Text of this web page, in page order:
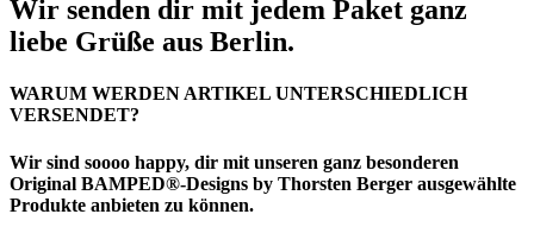
Wir senden dir mit jedem Paket ganz
liebe Grüße aus Berlin.
WARUM WERDEN ARTIKEL UNTERSCHIEDLICH
VERSENDET?
Wir sind soooo happy, dir mit unseren ganz besonderen
Original BAMPED®-Designs by Thorsten Berger ausgewählte
Produkte anbieten zu können.